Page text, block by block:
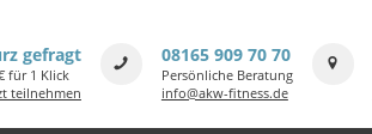
gefragt
für 1 Klick
teilnehmen
08165 909 70 70
Persönliche Beratung
info@akw-fitness.de